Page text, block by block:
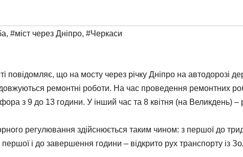
, #міст через Дніпро, #Черкаси
повідомляє, що на мосту через річку Дніпро на автодорозі
ремонтні роботи. На час проведення ремонтних
з 9 до 13 години. У інший час та 8 квітня (на Великдень)
регулювання здійснюється таким чином: з першої до
і до завершення години – відкрито рух транспорту із